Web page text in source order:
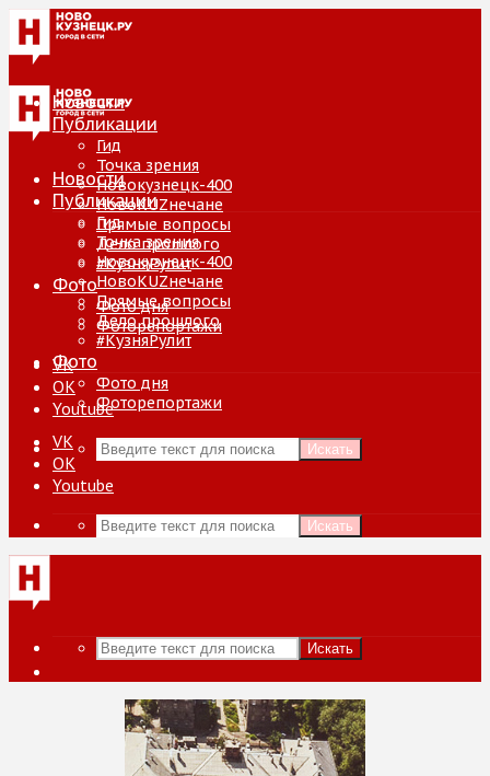
Новости
Публикации
Гид
Точка зрения
Новокузнецк-400
НовоKUZнечане
Прямые вопросы
Дело прошлого
#КузняРулит
Фото
Фото дня
Фоторепортажи
VK
ОК
Youtube
Искать
Новости
Публикации
Гид
Точка зрения
Новокузнецк-400
НовоKUZнечане
Прямые вопросы
Дело прошлого
#КузняРулит
Фото
Фото дня
Фоторепортажи
VK
ОК
Youtube
Искать
Искать